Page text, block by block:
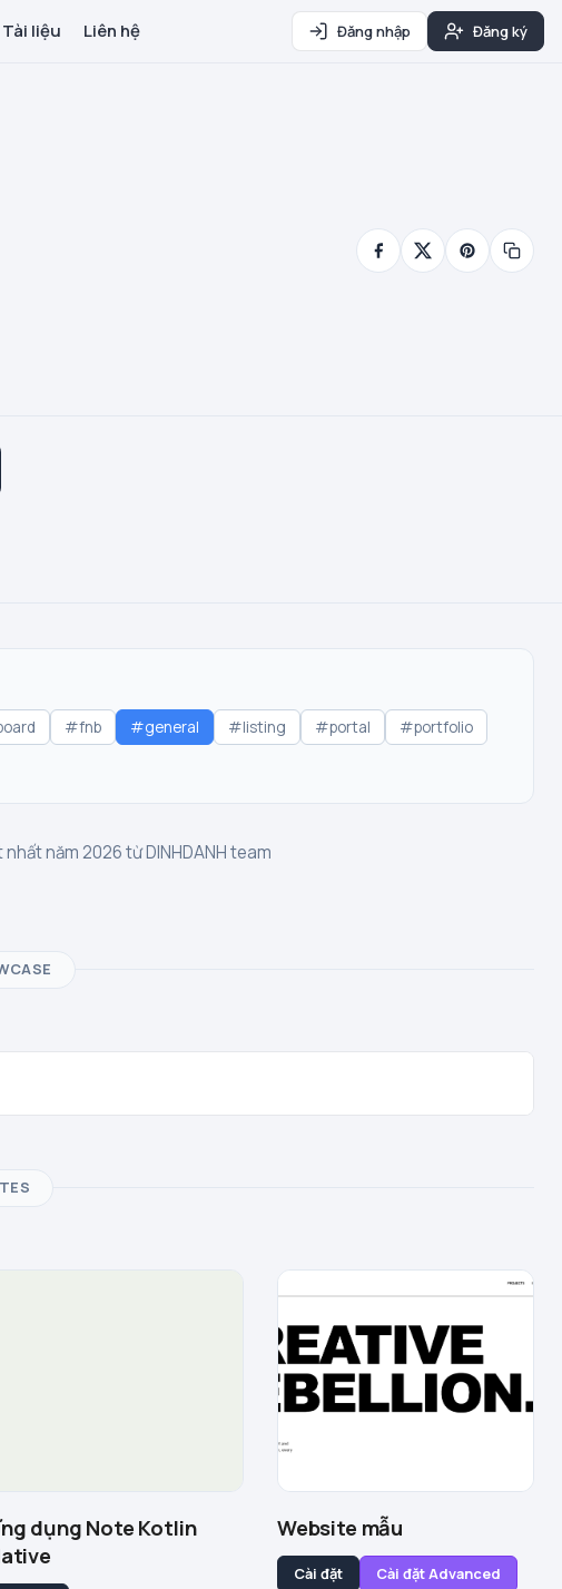
Tài liệu Liên hệ Đăng nhập Đăng ký
#fnb #general #listing #portal
#portfolio
năm 2026 từ DINHDANH team
dụng Note Kotlin
Website mẫu
Cài đặt Cài đặt Advanced